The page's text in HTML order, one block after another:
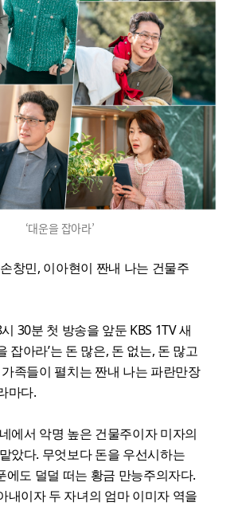
‘대운을 잡아라’
손창민, 이아현이 짠내 나는 건물주
30분 첫 방송을 앞둔 KBS 1TV 새
잡아라’는 돈 많은, 돈 없는, 돈 많고
족들이 펼치는 짠내 나는 파란만장
마다.
에서 악명 높은 건물주이자 미자의
았다. 무엇보다 돈을 우선시하는
에도 덜덜 떠는 황금 만능주의자다.
내이자 두 자녀의 엄마 이미자 역을